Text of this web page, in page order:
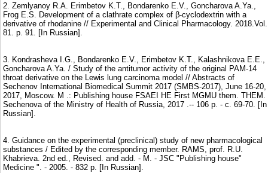
2. Zemlyanoy R.A. Erimbetov K.T., Bondarenko E.V., Goncharova A.Ya.,
Frog E.S. Development of a clathrate complex of β-cyclodextrin with a
derivative of rhodanine // Experimental and Clinical Pharmacology. 2018.Vol.
81. p. 91. [In Russian].
3. Kondrasheva I.G., Bondarenko E.V., Erimbetov K.T., Kalashnikova E.E.,
Goncharova A.Ya. / Study of the antitumor activity of the original PAM-14
throat derivative on the Lewis lung carcinoma model // Abstracts of
Sechenov International Biomedical Summit 2017 (SMBS-2017), June 16-20,
2017, Moscow. M .: Publishing house FSAEI HE First MGMU them. THEM.
Sechenova of the Ministry of Health of Russia, 2017 .-- 106 p. - c. 69-70. [In
Russian].
4. Guidance on the experimental (preclinical) study of new pharmacological
substances / Edited by the corresponding member. RAMS, prof. R.U.
Khabrieva. 2nd ed., Revised. and add. - M. - JSC "Publishing house"
Medicine ". - 2005. - 832 p. [In Russian].